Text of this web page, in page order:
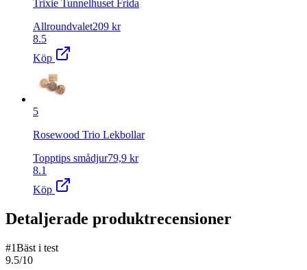
Trixie Tunnelhuset Frida
Allroundvalet209 kr
8.5
Köp
5
Rosewood Trio Lekbollar
Topptips smådjur79,9 kr
8.1
Köp
Detaljerade produktrecensioner
#1Bäst i test
9.5/10